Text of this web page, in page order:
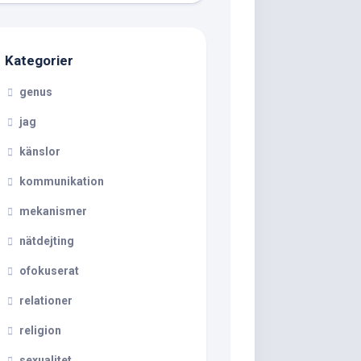
Kategorier
genus
jag
känslor
kommunikation
mekanismer
nätdejting
ofokuserat
relationer
religion